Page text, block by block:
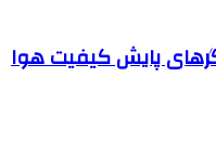
پایش کیفیت هوا